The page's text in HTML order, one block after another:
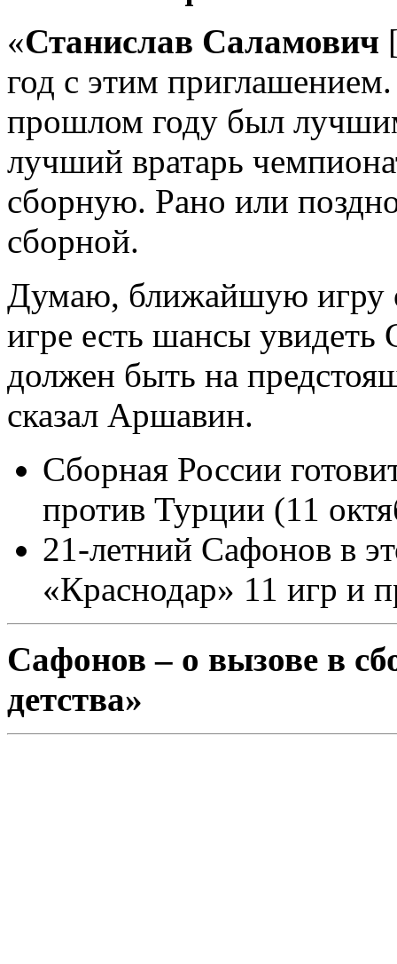
«Станислав Саламович
год с этим
прошлом году был
лучший вратарь
сборную. Рано или
сборной.
Думаю, ближайшую игру
игре есть шансы
должен быть на
сказал Аршавин.
Сборная России
против Турции (11
21-летний Сафонов в
«Краснодар» 11 игр и
Сафонов – о вызове в
детства»